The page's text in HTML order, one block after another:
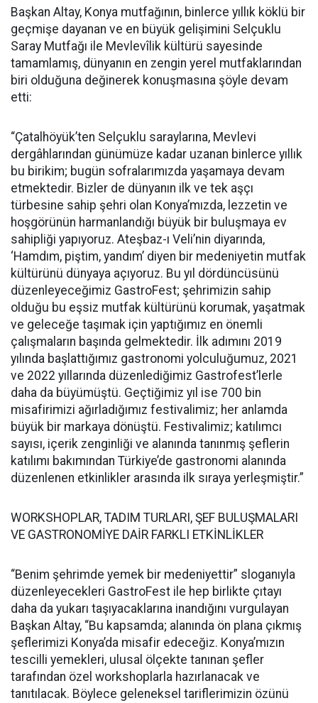
Başkan Altay, Konya mutfağının, binlerce yıllık köklü bir
geçmişe dayanan ve en büyük gelişimini Selçuklu
Saray Mutfağı ile Mevlevîlik kültürü sayesinde
tamamlamış, dünyanın en zengin yerel mutfaklarından
biri olduğuna değinerek konuşmasına şöyle devam
etti:
“Çatalhöyük’ten Selçuklu saraylarına, Mevlevi
dergâhlarından günümüze kadar uzanan binlerce yıllık
bu birikim; bugün sofralarımızda yaşamaya devam
etmektedir. Bizler de dünyanın ilk ve tek aşçı
türbesine sahip şehri olan Konya’mızda, lezzetin ve
hoşgörünün harmanlandığı büyük bir buluşmaya ev
sahipliği yapıyoruz. Ateşbaz-ı Veli’nin diyarında,
‘Hamdım, piştim, yandım’ diyen bir medeniyetin mutfak
kültürünü dünyaya açıyoruz. Bu yıl dördüncüsünü
düzenleyeceğimiz GastroFest; şehrimizin sahip
olduğu bu eşsiz mutfak kültürünü korumak, yaşatmak
ve geleceğe taşımak için yaptığımız en önemli
çalışmaların başında gelmektedir. İlk adımını 2019
yılında başlattığımız gastronomi yolculuğumuz, 2021
ve 2022 yıllarında düzenlediğimiz Gastrofest’lerle
daha da büyümüştü. Geçtiğimiz yıl ise 700 bin
misafirimizi ağırladığımız festivalimiz; her anlamda
büyük bir markaya dönüştü. Festivalimiz; katılımcı
sayısı, içerik zenginliği ve alanında tanınmış şeflerin
katılımı bakımından Türkiye’de gastronomi alanında
düzenlenen etkinlikler arasında ilk sıraya yerleşmiştir.”
WORKSHOPLAR, TADIM TURLARI, ŞEF BULUŞMALARI
VE GASTRONOMİYE DAİR FARKLI ETKİNLİKLER
“Benim şehrimde yemek bir medeniyettir” sloganıyla
düzenleyecekleri GastroFest ile hep birlikte çıtayı
daha da yukarı taşıyacaklarına inandığını vurgulayan
Başkan Altay, “Bu kapsamda; alanında ön plana çıkmış
şeflerimizi Konya’da misafir edeceğiz. Konya’mızın
tescilli yemekleri, ulusal ölçekte tanınan şefler
tarafından özel workshoplarla hazırlanacak ve
tanıtılacak. Böylece geleneksel tariflerimizin özünü